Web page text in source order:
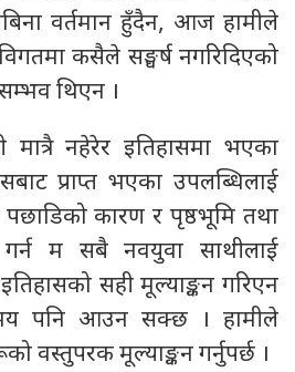
वर्तमान हुँदैन, आज हामीले
कसैले सङ्घर्ष नगरिदिएको
थिएन ।
नहेरेर इतिहासमा भएका
प्राप्त भएका उपलब्धिलाई
पछाडिको कारण र पृष्ठभूमि तथा
म सबै नवयुवा साथीलाई
सही मूल्याङ्कन गरिएन
पनि आउन सक्छ । हामीले
वस्तुपरक मूल्याङ्कन गर्नुपर्छ ।